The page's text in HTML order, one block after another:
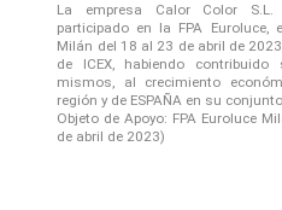
La empresa Calor Color
participado en la FPA Euroluce,
Milán del 18 al 23 de abril de
de ICEX, habiendo
mismos, al crecimiento
región y de ESPAÑA en su
Objeto de Apoyo: FPA Euroluce
de abril de 2023)